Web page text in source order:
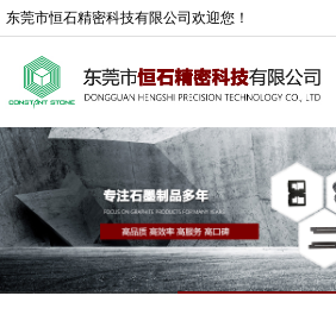
东莞市恒石精密科技有限公司欢迎您！